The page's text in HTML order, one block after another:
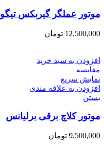
موتور عملگر گیربکس تیگو 7 اورجینال
12,500,000 تومان
افزودن به سبد خرید
مقایسه
نمایش سریع
افزودن به علاقه مندی
بستن
موتور کلاچ برقی برلیانس
9,500,000 تومان